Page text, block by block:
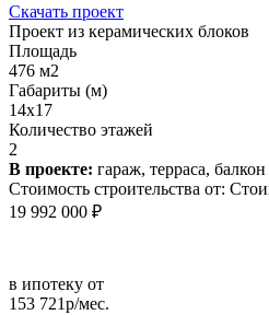
Скачать проект
Проект из керамических блоков
Площадь
476 м2
Габариты (м)
14x17
Количество этажей
2
В проекте: гараж, терраса, балкон
Стоимость строительства от:
19 992 000 ₽
в ипотеку от
153 721р/мес.